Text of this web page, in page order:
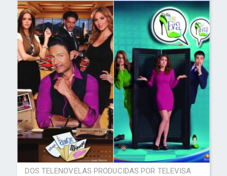
DOS TELENOVELAS PRODUCIDAS POR TELEVISA